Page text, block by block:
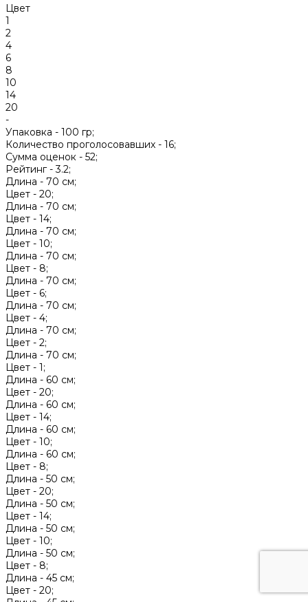
Цвет
1
2
4
6
8
10
14
20
-
Упаковка - 100 гр;
Количество проголосовавших - 16;
Сумма оценок - 52;
Рейтинг -3.2;
Длина - 70 см;
Цвет - 20;
Длина - 70 см;
Цвет - 14;
Длина - 70 см;
Цвет - 10;
Длина - 70 см;
Цвет - 8;
Длина - 70 см;
Цвет - 6;
Длина - 70 см;
Цвет - 4;
Длина - 70 см;
Цвет - 2;
Длина - 70 см;
Цвет - 1;
Длина - 60 см;
Цвет - 20;
Длина - 60 см;
Цвет - 14;
Длина - 60 см;
Цвет - 10;
Длина - 60 см;
Цвет - 8;
Длина - 50 см;
Цвет - 20;
Длина - 50 см;
Цвет - 14;
Длина - 50 см;
Цвет - 10;
Длина - 50 см;
Цвет - 8;
Длина - 45 см;
Цвет - 20;